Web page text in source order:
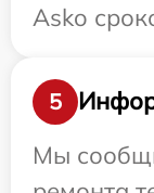
Asko
5
Мы